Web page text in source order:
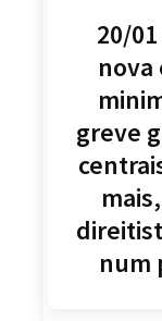
20/
nova
greve
num